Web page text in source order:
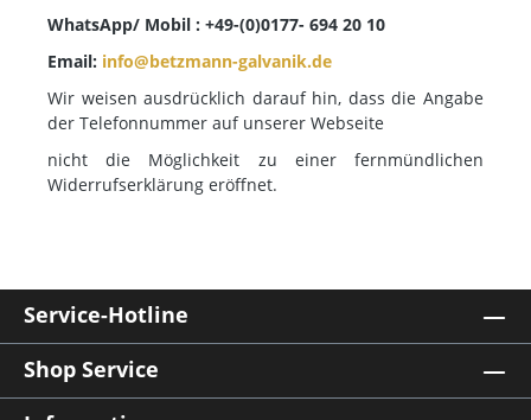
WhatsApp/ Mobil : +49-(0)0177- 694 20 10
Email: info@betzmann-galvanik.de
Wir weisen ausdrücklich darauf hin, dass die Angabe
der Telefonnummer auf unserer Webseite
nicht die Möglichkeit zu einer fernmündlichen
Widerrufserklärung eröffnet.
Service-Hotline
Shop Service